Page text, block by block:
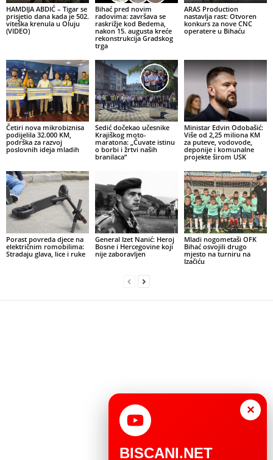
HAMDIJA ABDIĆ – Tigar se
prisjetio dana kada je 502.
viteška krenula u Oluju
(VIDEO)
Bihać pred novim
radovima: završava se
raskrižje kod Bedema,
nakon 15. augusta kreće
rekonstrukcija Gradskog
trga
ARAS Production
nastavlja rast: Otvoren
konkurs za nove CNC
operatere u Bihaću
Četiri nova mikrobiznisa
podijelila 32.000 KM,
podrška za razvoj
poslovnih ideja mladih
Sedić dočekao učesnike
Krajiškog moto-
maratona: „Čuvate istinu
o borbi i žrtvi naših
branilaca“
Ministar Edvin Odobašić:
Više od 2,25 miliona KM
za puteve, vodovode,
deponije i komunalne
projekte širom USK
Porast povreda djece na
električnim romobilima:
Stradaju glava, lice i ruke
General Izet Nanić: Heroj
Bosne i Hercegovine koji
nije zaboravljen
Mladi nogometaši OFK
Bihać osvojili drugo
mjesto na turniru na
Izačiću
×
BISCANI.NET